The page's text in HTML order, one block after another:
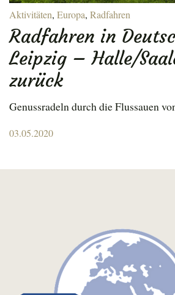
Aktivitäten, Europa, Radfahren
Radfahren in
Leipzig – Halle/
zurück
Genussradeln durch die Flussauen
Posted
03.05.2020